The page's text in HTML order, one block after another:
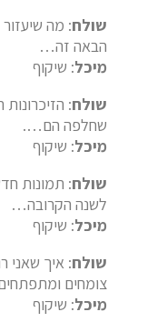
שולח: מה
הבאה זה…
מיכל: שיקוף
שולח:
שחלפה הם….
מיכל: שיקוף
שולח: תמונות
לשנה הקרובה…
מיכל: שיקוף
שולח: איך שאני
צומחים
מיכל: שיקוף